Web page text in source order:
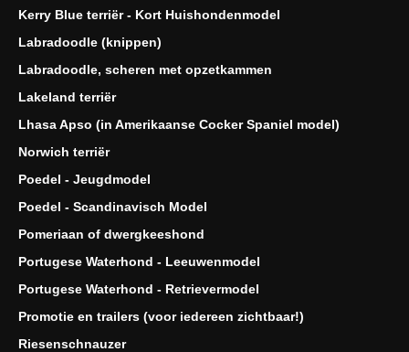
Kerry Blue terriër - Kort Huishondenmodel
Labradoodle (knippen)
Labradoodle, scheren met opzetkammen
Lakeland terriër
Lhasa Apso (in Amerikaanse Cocker Spaniel model)
Norwich terriër
Poedel - Jeugdmodel
Poedel - Scandinavisch Model
Pomeriaan of dwergkeeshond
Portugese Waterhond - Leeuwenmodel
Portugese Waterhond - Retrievermodel
Promotie en trailers (voor iedereen zichtbaar!)
Riesenschnauzer